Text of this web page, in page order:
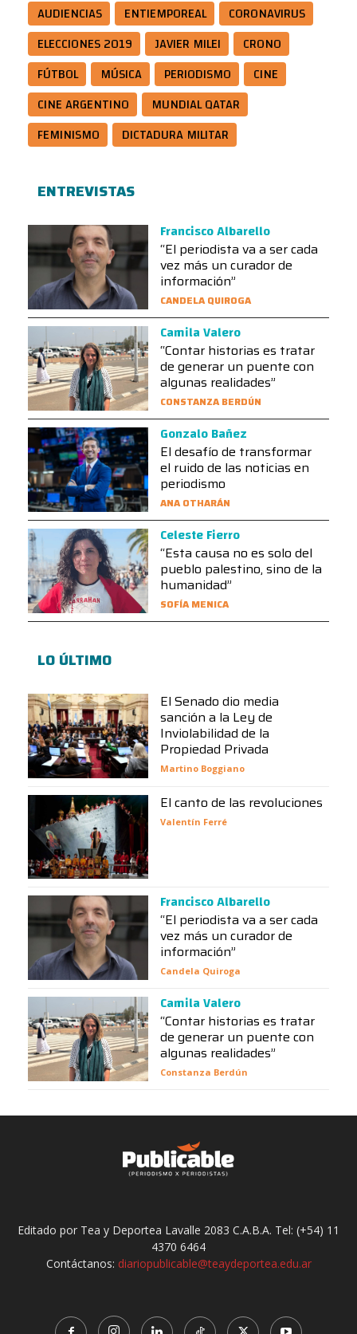
AUDIENCIAS
ENTIEMPOREAL
CORONAVIRUS
ELECCIONES 2019
JAVIER MILEI
CRONO
FÚTBOL
MÚSICA PERIODISMO
CINE
CINE ARGENTINO
MUNDIAL QATAR
FEMINISMO
DICTADURA MILITAR
ENTREVISTAS
Francisco Albarello
“El periodista va a ser cada
vez más un curador de
información”
CANDELA QUIROGA
Camila Valero
“Contar historias es tratar
de generar un puente con
algunas realidades”
CONSTANZA BERDÚN
Gonzalo Bañez
El desafío de transformar
el ruido de las noticias en
periodismo
ANA OTHARÁN
Celeste Fierro
“Esta causa no es solo del
pueblo palestino, sino de la
humanidad”
SOFÍA MENICA
LO ÚLTIMO
El Senado dio media
sanción a la Ley de
Inviolabilidad de la
Propiedad Privada
Martino Boggiano
El canto de las revoluciones
Valentín Ferré
Francisco Albarello
“El periodista va a ser cada
vez más un curador de
información”
Candela Quiroga
Camila Valero
“Contar historias es tratar
de generar un puente con
algunas realidades”
Constanza Berdún
Editado por Tea y Deportea Lavalle 2083 C.A.B.A. Tel: (+54) 11
4370 6464
Contáctanos: diariopublicable@teaydeportea.edu.ar